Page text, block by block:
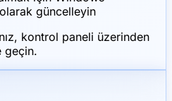
güncelleyin
kontrol paneli üzerinden
geçin.